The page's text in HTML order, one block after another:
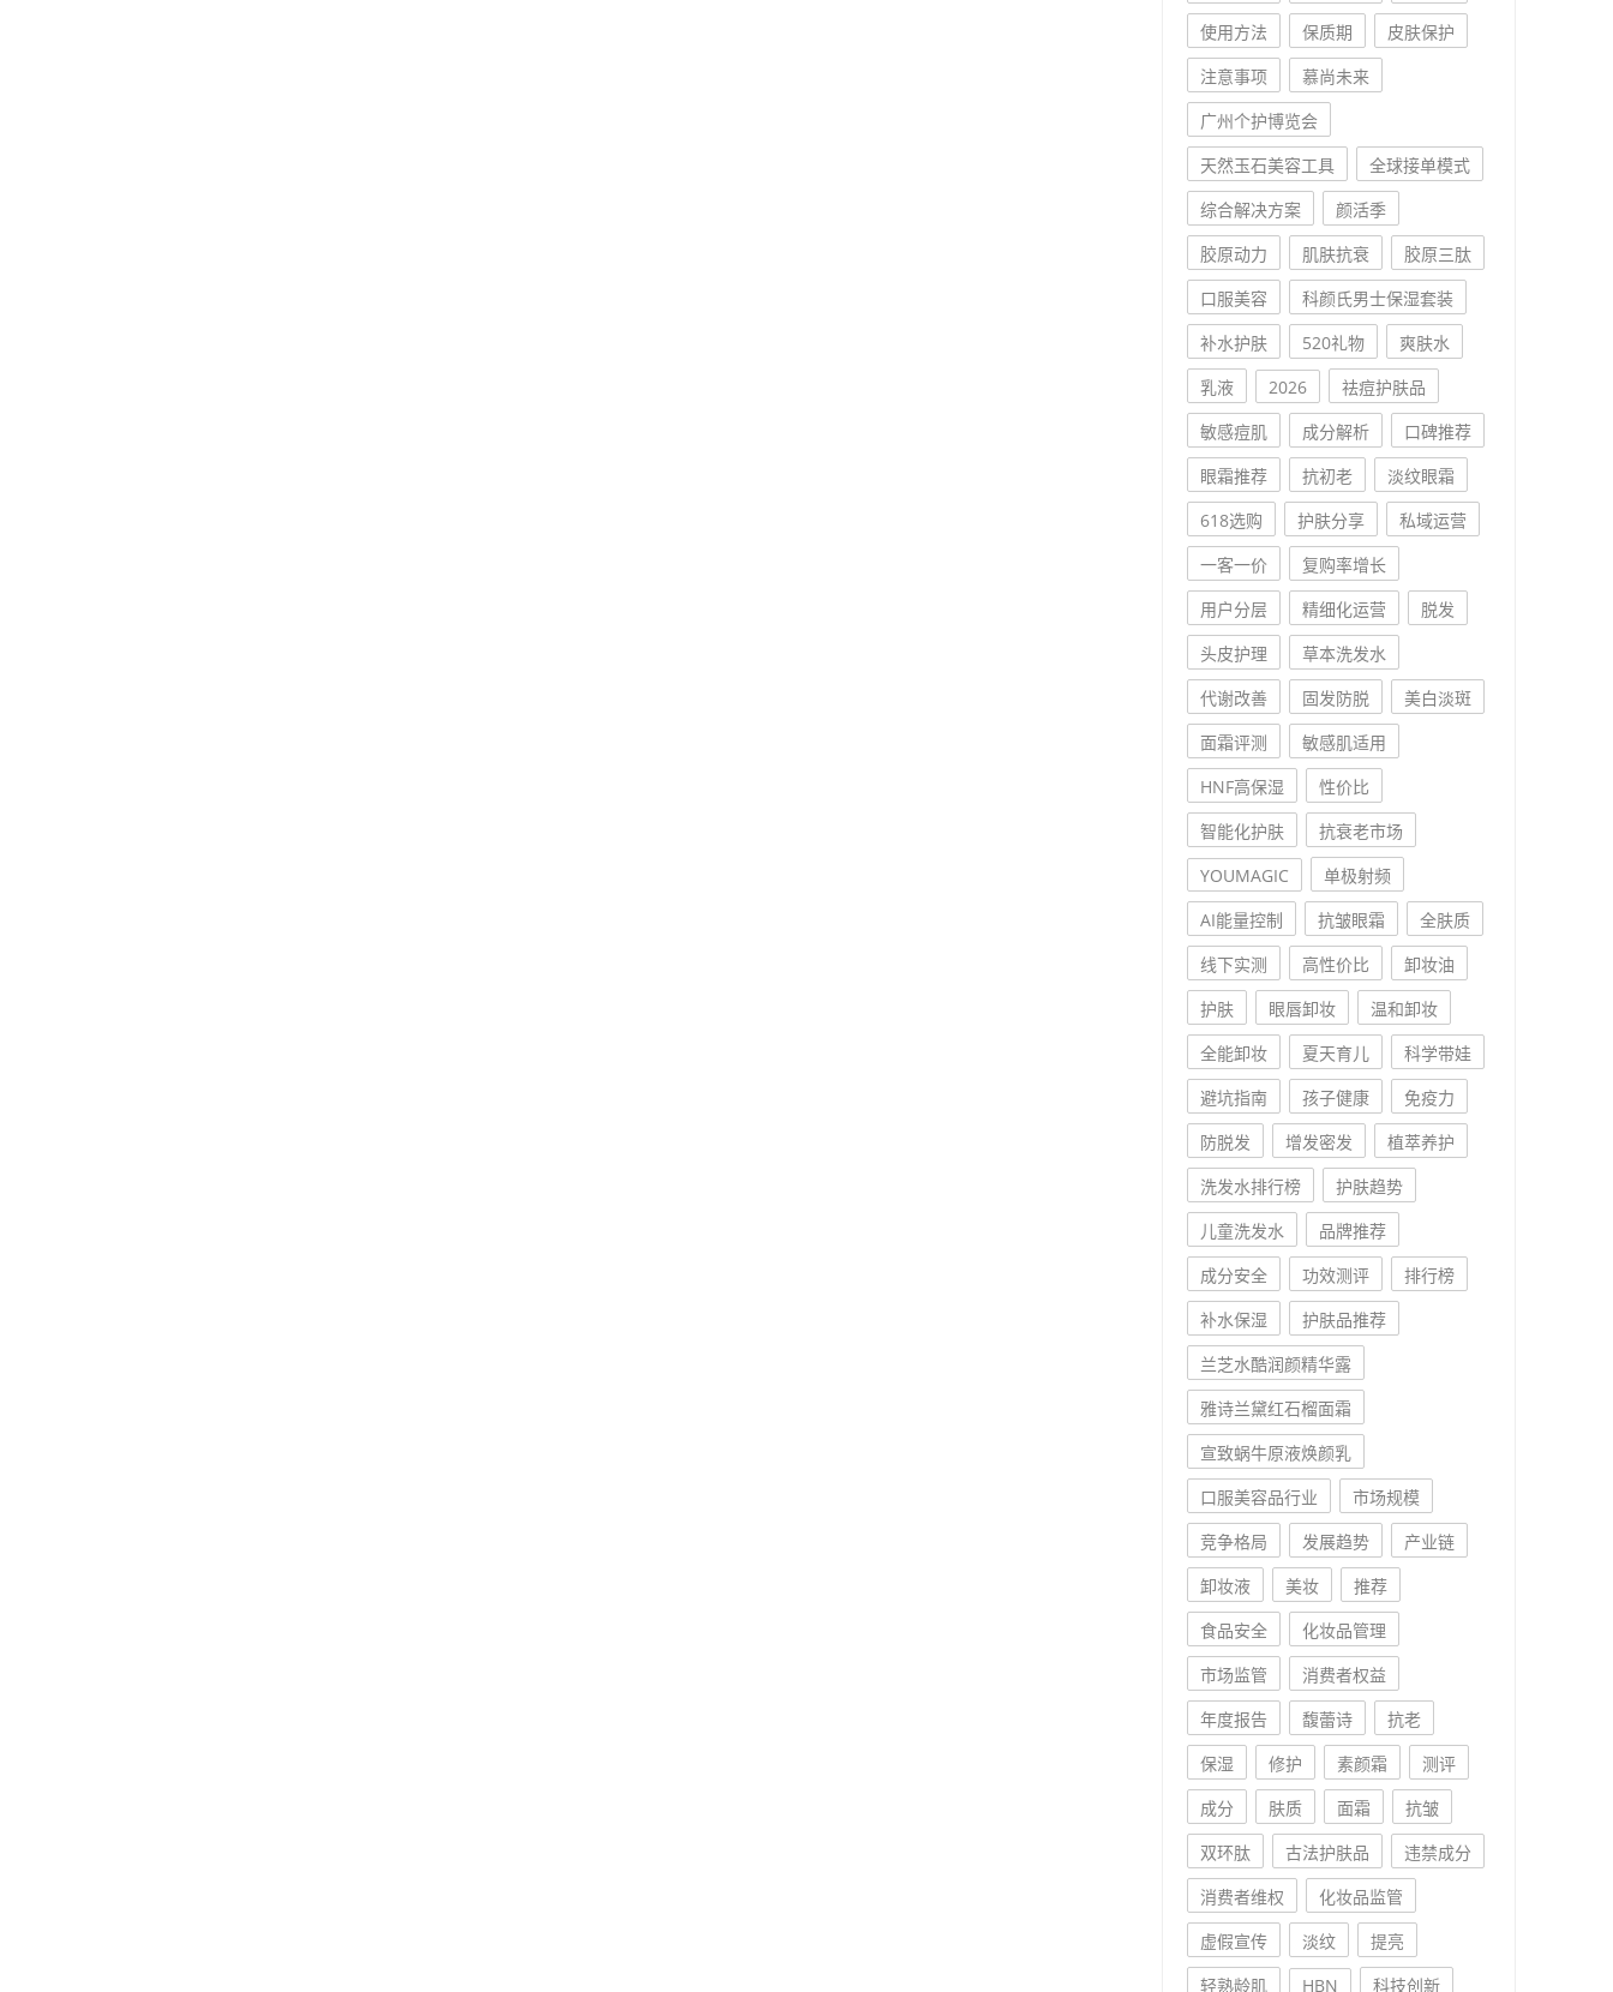
使用方法
保质期
皮肤保护
注意事项
慕尚未来
广州个护博览会
天然玉石美容工具
全球接单模式
综合解决方案
颜活季
胶原动力
肌肤抗衰
胶原三肽
口服美容
科颜氏男士保湿套装
补水护肤
520礼物
爽肤水
乳液
2026
祛痘护肤品
敏感痘肌
成分解析
口碑推荐
眼霜推荐
抗初老
淡纹眼霜
618选购
护肤分享
私域运营
一客一价
复购率增长
用户分层
精细化运营
脱发
头皮护理
草本洗发水
代谢改善
固发防脱
美白淡斑
面霜评测
敏感肌适用
HNF高保湿
性价比
智能化护肤
抗衰老市场
YOUMAGIC
单极射频
AI能量控制
抗皱眼霜
全肤质
线下实测
高性价比
卸妆油
护肤
眼唇卸妆
温和卸妆
全能卸妆
夏天育儿
科学带娃
避坑指南
孩子健康
免疫力
防脱发
增发密发
植萃养护
洗发水排行榜
护肤趋势
儿童洗发水
品牌推荐
成分安全
功效测评
排行榜
补水保湿
护肤品推荐
兰芝水酷润颜精华露
雅诗兰黛红石榴面霜
宣致蜗牛原液焕颜乳
口服美容品行业
市场规模
竞争格局
发展趋势
产业链
卸妆液
美妆
推荐
食品安全
化妆品管理
市场监管
消费者权益
年度报告
馥蕾诗
抗老
保湿
修护 素颜霜
测评
成分
肤质 面霜
抗皱
双环肽
古法护肤品
违禁成分
消费者维权
化妆品监管
虚假宣传
淡纹
提亮
轻熟龄肌
HBN 科技创新